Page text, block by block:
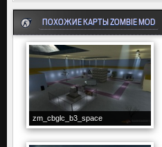
ПОХОЖИЕ КАРТЫ ZOMBIE MOD
zm_cbglc_b3_space